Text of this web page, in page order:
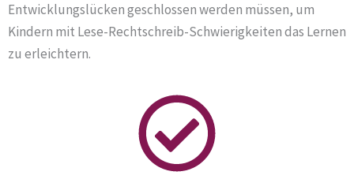
Entwicklungslücken geschlossen werden müssen, um
Kindern mit Lese-Rechtschreib-Schwierigkeiten das Lernen
zu erleichtern.